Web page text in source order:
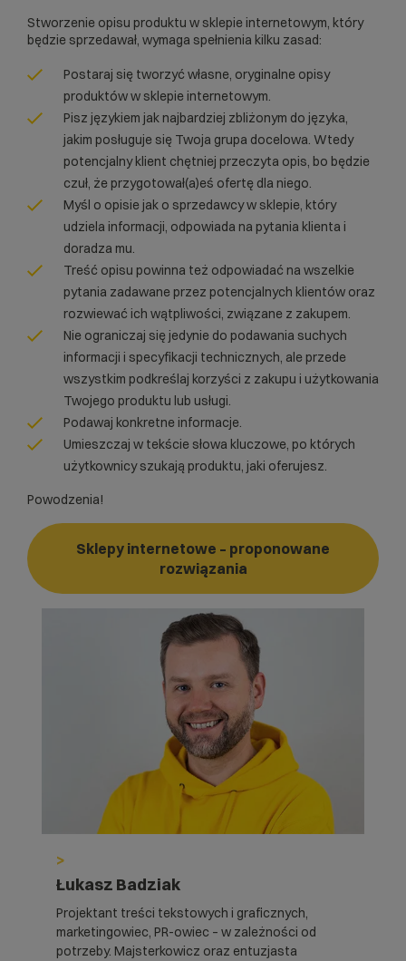
Stworzenie opisu produktu w sklepie internetowym, który
będzie sprzedawał, wymaga spełnienia kilku zasad:
Postaraj się tworzyć własne, oryginalne opisy
produktów w sklepie internetowym.
Pisz językiem jak najbardziej zbliżonym do języka,
jakim posługuje się Twoja grupa docelowa. Wtedy
potencjalny klient chętniej przeczyta opis, bo będzie
czuł, że przygotował(a)eś ofertę dla niego.
Myśl o opisie jak o sprzedawcy w sklepie, który
udziela informacji, odpowiada na pytania klienta i
doradza mu.
Treść opisu powinna też odpowiadać na wszelkie
pytania zadawane przez potencjalnych klientów oraz
rozwiewać ich wątpliwości, związane z zakupem.
Nie ograniczaj się jedynie do podawania suchych
informacji i specyfikacji technicznych, ale przede
wszystkim podkreślaj korzyści z zakupu i użytkowania
Twojego produktu lub usługi.
Podawaj konkretne informacje.
Umieszczaj w tekście słowa kluczowe, po których
użytkownicy szukają produktu, jaki oferujesz.
Powodzenia!
Sklepy internetowe – proponowane
rozwiązania
>
Łukasz Badziak
Projektant treści tekstowych i graficznych,
marketingowiec, PR-owiec – w zależności od
potrzeby. Majsterkowicz oraz entuzjasta